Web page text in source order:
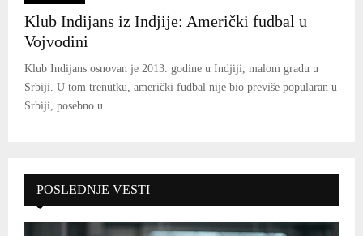
Klub Indijans iz Indjije: Američki fudbal u
Vojvodini
Klub Indijans osnovan je 2013. godine u Indjiji, malom gradu u
Srbiji. U tom trenutku, američki fudbal nije bio previše popularan u
Srbiji, posebno u...
POSLEDNJE VESTI